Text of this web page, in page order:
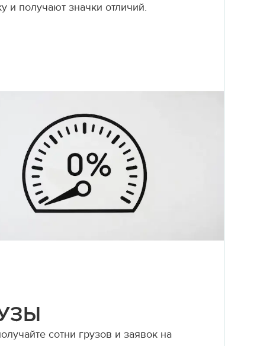
и получают значки отличий.
сотни грузов и заявок на